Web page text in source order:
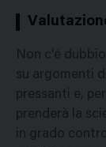
Non c'é
su argomenti
pressanti e,
prenderà la
in grado